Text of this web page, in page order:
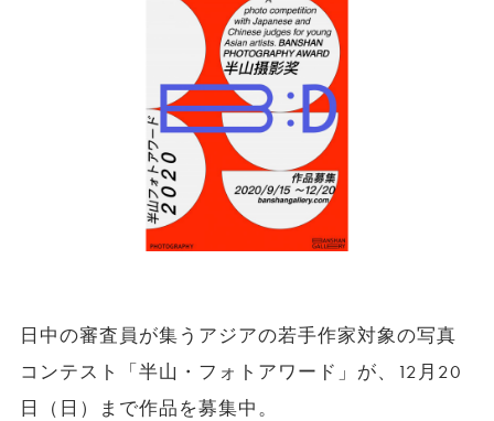
日中の審査員が集うアジアの若手作家対象の写真
コンテスト「半山・フォトアワード」が、12月20
日（日）まで作品を募集中。